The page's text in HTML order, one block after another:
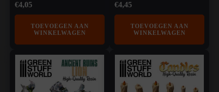
€4,05
TOEVOEGEN AAN
WINKELWAGEN
€4,45
TOEVOEGEN AAN
WINKELWAGEN